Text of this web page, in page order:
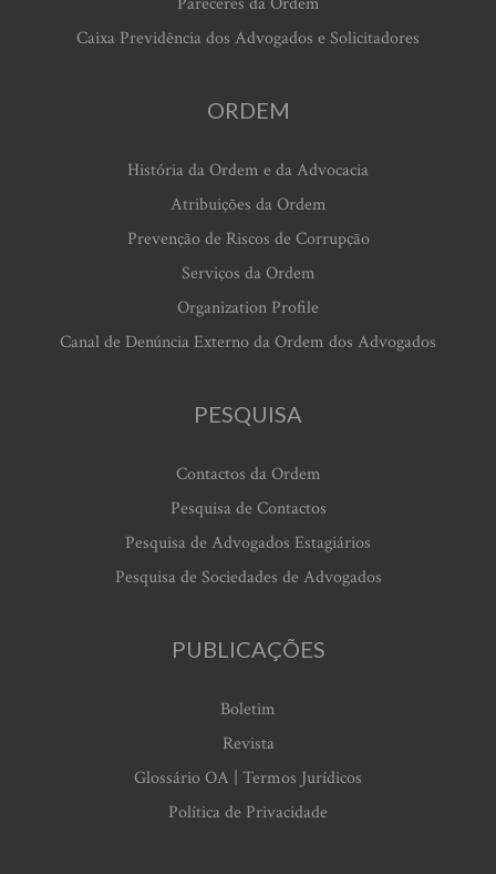
Caixa Previdência dos Advogados e Solicitadores
ORDEM
História da Ordem e da Advocacia
Atribuições da Ordem
Prevenção de Riscos de Corrupção
Serviços da Ordem
Organization Profile
Canal de Denúncia Externo da Ordem dos Advogados
PESQUISA
Contactos da Ordem
Pesquisa de Contactos
Pesquisa de Advogados Estagiários
Pesquisa de Sociedades de Advogados
PUBLICAÇÕES
Boletim
Revista
Glossário OA | Termos Jurídicos
Política de Privacidade